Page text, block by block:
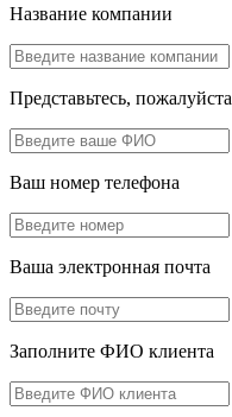
Название компании
Представьтесь, пожалуйста
Ваш номер телефона
Ваша электронная почта
Заполните ФИО клиента